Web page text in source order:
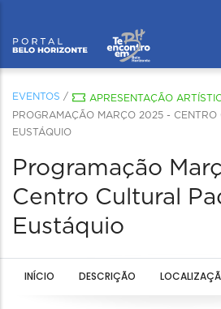
EVENTOS / APRESENTAÇÃO
PROGRAMAÇÃO MARÇO 2025 - CENTRO
EUSTÁQUIO
Programação
Centro Cultural
Eustáquio
INÍCIO DESCRIÇÃO